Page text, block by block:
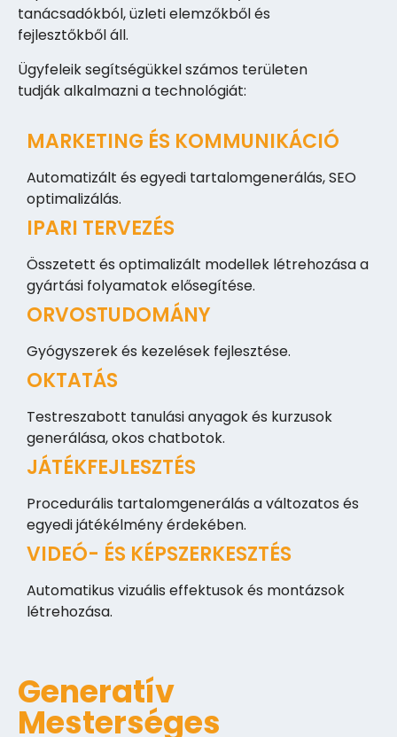
tanácsadókból, üzleti elemzőkből és
fejlesztőkből áll.
Ügyfeleik segítségükkel számos területen
tudják alkalmazni a technológiát:
MARKETING ÉS KOMMUNIKÁCIÓ
Automatizált és egyedi tartalomgenerálás, SEO
optimalizálás.
IPARI TERVEZÉS
Összetett és optimalizált modellek létrehozása a
gyártási folyamatok elősegítése.
ORVOSTUDOMÁNY
Gyógyszerek és kezelések fejlesztése.
OKTATÁS
Testreszabott tanulási anyagok és kurzusok
generálása, okos chatbotok.
JÁTÉKFEJLESZTÉS
Procedurális tartalomgenerálás a változatos és
egyedi játékélmény érdekében.
VIDEÓ- ÉS KÉPSZERKESZTÉS
Automatikus vizuális effektusok és montázsok
létrehozása.
Generatív
Mesterséges